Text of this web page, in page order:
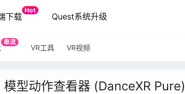
下载
Hot
Quest系统升级
串流
VR工具 VR视频
模型动作查看器 (DanceXR Pure)